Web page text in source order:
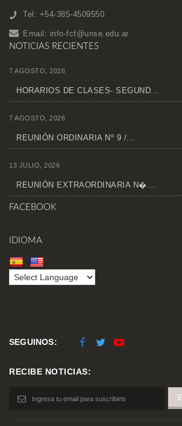
Tel: +54-385-4509550
Email: info-fcf@unse.edu.ar
NOTICIAS RECIENTES
7 AGOSTO, 2026
HORARIOS DE CLASES- SEGUND...
7 AGOSTO, 2026
REUNIÓN ORDINARIA Nº 9 /...
13 JULIO, 2026
REUNIÓN EXTRAORDINARIA N�...
FACEBOOK
IDIOMA
SEGUINOS:
RECIBE NOTICIAS: